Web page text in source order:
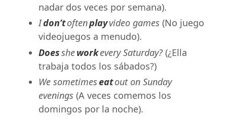
nadar dos veces por semana).
Idon’toftenplayvideo games (No juego
videojuegos a menudo).
Doessheworkevery Saturday? (¿Ella
trabaja todos los sábados?)
We sometimeseatout on Sunday
evenings (A veces comemos los
domingos por la noche).